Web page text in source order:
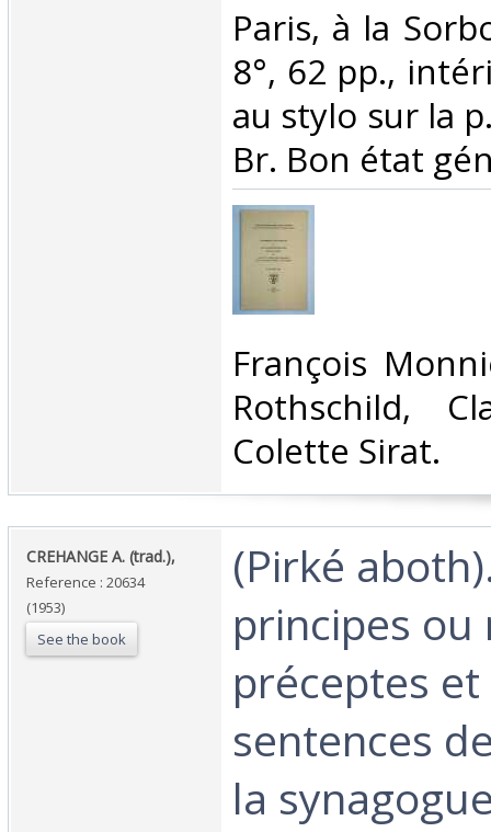
‎Paris, à la
8°, 62 pp.,
au stylo sur la
Br. Bon état
‎François
Rothschild,
Colette Sirat. ‎
‎CREHANGE A. (trad.),‎
Reference : 20634
(1953)
See the book
‎(Pirké
principes ou
préceptes
sentences
la